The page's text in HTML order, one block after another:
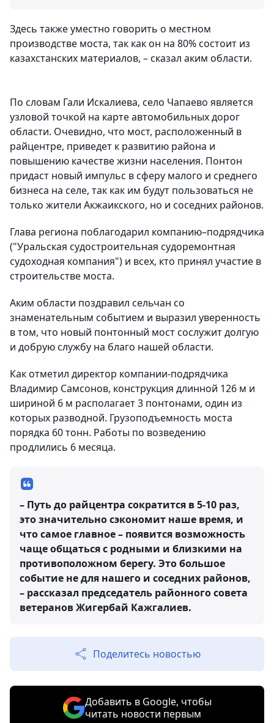
Здесь также уместно говорить о местном
производстве моста, так как он на 80% состоит из
казахстанских материалов, – сказал аким области.
По словам Гали Искалиева, село Чапаево является
узловой точкой на карте автомобильных дорог
области. Очевидно, что мост, расположенный в
райцентре, приведет к развитию района и
повышению качестве жизни населения. Понтон
придаст новый импульс в сферу малого и среднего
бизнеса на селе, так как им будут пользоваться не
только жители Акжаикского, но и соседних районов.
Глава региона поблагодарил компанию–подрядчика
("Уральская судостроительная судоремонтная
судоходная компания") и всех, кто принял участие в
строительстве моста.
Аким области поздравил сельчан со
знаменательным событием и выразил уверенность
в том, что новый понтонный мост сослужит долгую
и добрую службу на благо нашей области.
Как отметил директор компании-подрядчика
Владимир Самсонов, конструкция длинной 126 м и
шириной 6 м располагает 3 понтонами, один из
которых разводной. Грузоподъемность моста
порядка 60 тонн. Работы по возведению
продлились 6 месяца.
– Путь до райцентра сократится в 5-10 раз,
это значительно сэкономит наше время, и
что самое главное – появится возможность
чаще общаться с родными и близкими на
противоположном берегу. Это большое
событие не для нашего и соседних районов,
– рассказал председатель районного совета
ветеранов Жигербай Кажгалиев.
Поделитесь новостью
Добавить в Google, чтобы
читать новости первым